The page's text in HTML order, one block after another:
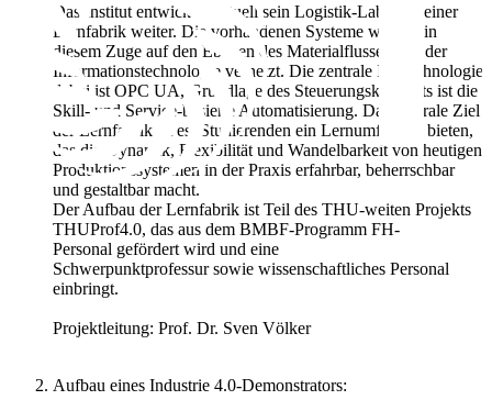
Das Institut entwickelt aktuell sein Logistik-Labor zu einer
Lernfabrik weiter. Die vorhandenen Systeme werden in
diesem Zuge auf den Ebenen des Materialflusses und der
Informationstechnologie vernetzt. Die zentrale IT-Technologie
dabei ist OPC UA, Grundlage des Steuerungskonzepts ist die
Skill- und Service-basierte Automatisierung. Das zentrale Ziel
der Lernfabrik ist es, Studierenden ein Lernumfeld zu bieten,
das die Dynamik, Flexibilität und Wandelbarkeit von heutigen
Produktionssystemen in der Praxis erfahrbar, beherrschbar
und gestaltbar macht.
Der Aufbau der Lernfabrik ist Teil des THU-weiten Projekts
THUProf4.0, das aus dem BMBF-Programm FH-
Personal gefördert wird und eine
Schwerpunktprofessur sowie wissenschaftliches Personal
einbringt.
Projektleitung: Prof. Dr. Sven Völker
Aufbau eines Industrie 4.0-Demonstrators: